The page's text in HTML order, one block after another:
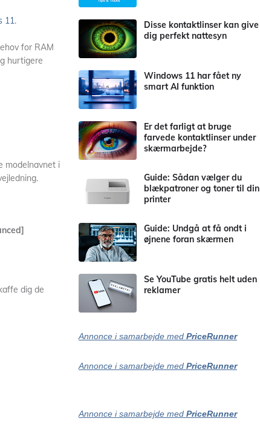
11.
for RAM
hurtigere
modelnavnet i
dig de
Disse kontaktlinser kan give
dig perfekt nattesyn
Windows 11 har fået ny
smart AI funktion
Er det farligt at bruge
farvede kontaktlinser under
skærmarbejde?
Guide: Sådan vælger du
blækpatroner og toner til din
printer
Guide: Undgå at få ondt i
øjnene foran skærmen
Se YouTube gratis helt uden
reklamer
Annonce i samarbejde med PriceRunner
Annonce i samarbejde med PriceRunner
Annonce i samarbejde med PriceRunner